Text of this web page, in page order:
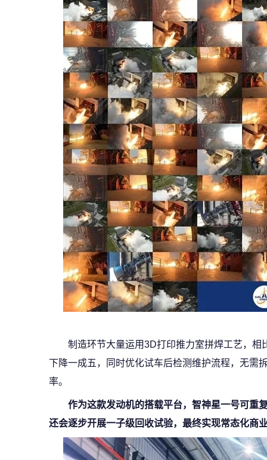
制造环节大量运用3D打印推力室拼焊工艺，
下降一成五，同时优化试车后检测维护流程，无需
率。
作为这款发动机的搭载平台，智神星一号可重
还会逐步开展一子级回收试验，最终实现常态化商